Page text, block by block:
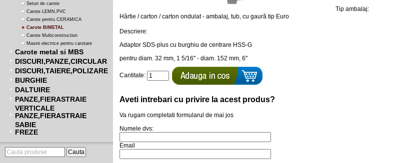
Seturi de carote
Carote LEMN,PVC
Carote pentru CERAMICA
Carote BIMETAL
Carote Multiconstruction
Masini electrice pentru carotare
Carote metal si MBS
DISCURI,PANZE,CIRCULAR
DISCURI,TAIERE,POLIZARE
BURGHIE
DALTUIRE
PANZE,FIERASTRAIE
VERTICALE
PANZE,FIERASTRAIE
SABIE
FREZE
Tip ambalaj:
Hârtie / carton / carton ondulat - ambalaj, tub, cu gaură tip Euro
Descriere:
Adaptor SDS-plus cu burghiu de centrare HSS-G
pentru diam. 32 mm, 1 5/16" - diam. 152 mm, 6"
Cantitate:
Aveti intrebari cu privire la acest produs?
Va rugam completati formularul de mai jos
Numele dvs:
Email